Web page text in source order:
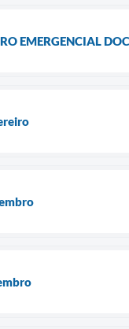
EMERGENCIAL